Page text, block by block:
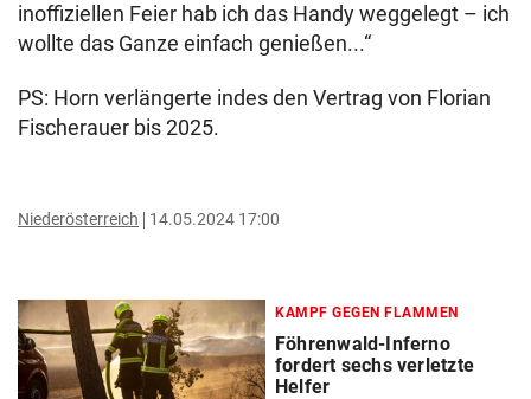
inoffiziellen Feier hab ich das Handy weggelegt – ich
wollte das Ganze einfach genießen...“
PS: Horn verlängerte indes den Vertrag von Florian
Fischerauer bis 2025.
Niederösterreich 14.05.2024 17:00
KAMPF GEGEN FLAMMEN
Föhrenwald-Inferno
fordert sechs verletzte
Helfer